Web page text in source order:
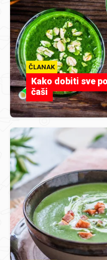
ČLANAK
Kako dobiti sve
čaši